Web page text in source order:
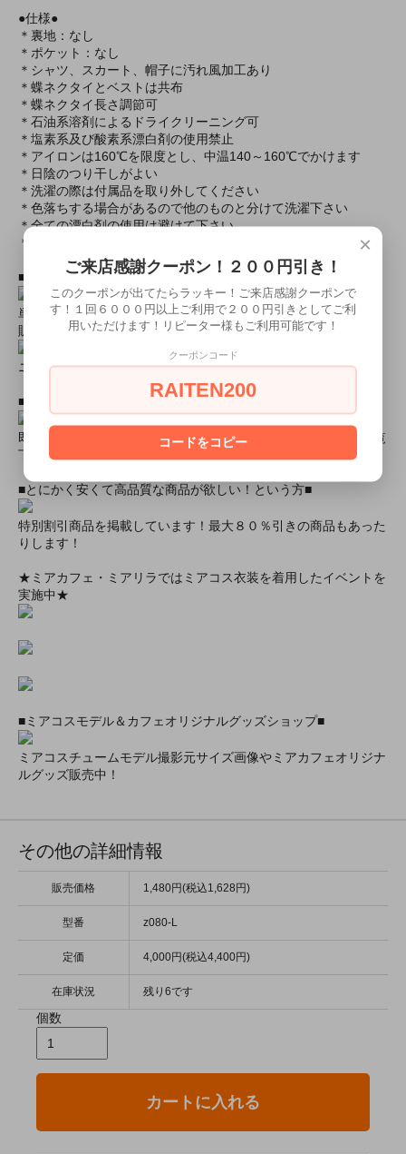
●仕様●
＊裏地：なし
＊ポケット：なし
＊シャツ、スカート、帽子に汚れ風加工あり
＊蝶ネクタイとベストは共布
＊蝶ネクタイ長さ調節可
＊石油系溶剤によるドライクリーニング可
＊塩素系及び酸素系漂白剤の使用禁止
＊アイロンは160℃を限度とし、中温140～160℃でかけます
＊日陰のつり干しがよい
＊洗濯の際は付属品を取り外してください
＊色落ちする場合があるので他のものと分けて洗濯下さい
＊全ての漂白剤の使用は避けて下さい
＊タンブラー乾燥は避けて下さい
■おすすめオプション小物類■
単品カチューシャやネコ耳などの小物類（1000円程度より多数
販売中）
ニーハイソックス、タイツなど（500円より多数販売中！）
■すぐに商品が欲しい！！という方■
即日配達商品一覧がございますので、よろしければそちらをご覧
下さいませ。
■とにかく安くて高品質な商品が欲しい！という方■
特別割引商品を掲載しています！最大８０％引きの商品もあった
りします！
★ミアカフェ・ミアリラではミアコス衣装を着用したイベントを
実施中★
■ミアコスモデル＆カフェオリジナルグッズショップ■
ミアコスチュームモデル撮影元サイズ画像やミアカフェオリジナ
ルグッズ販売中！
その他の詳細情報
販売価格 1,480円(税込1,628円)
型番 z080-L
定価 4,000円(税込4,400円)
在庫状況 残り6です
個数
カートに入れる
×
ご来店感謝クーポン！２００円引き！
このクーポンが出てたらラッキー！ご来店感謝クーポンで
す！１回６０００円以上ご利用で２００円引きとしてご利
用いただけます！リピーター様もご利用可能です！
クーポンコード
RAITEN200
コードをコピー